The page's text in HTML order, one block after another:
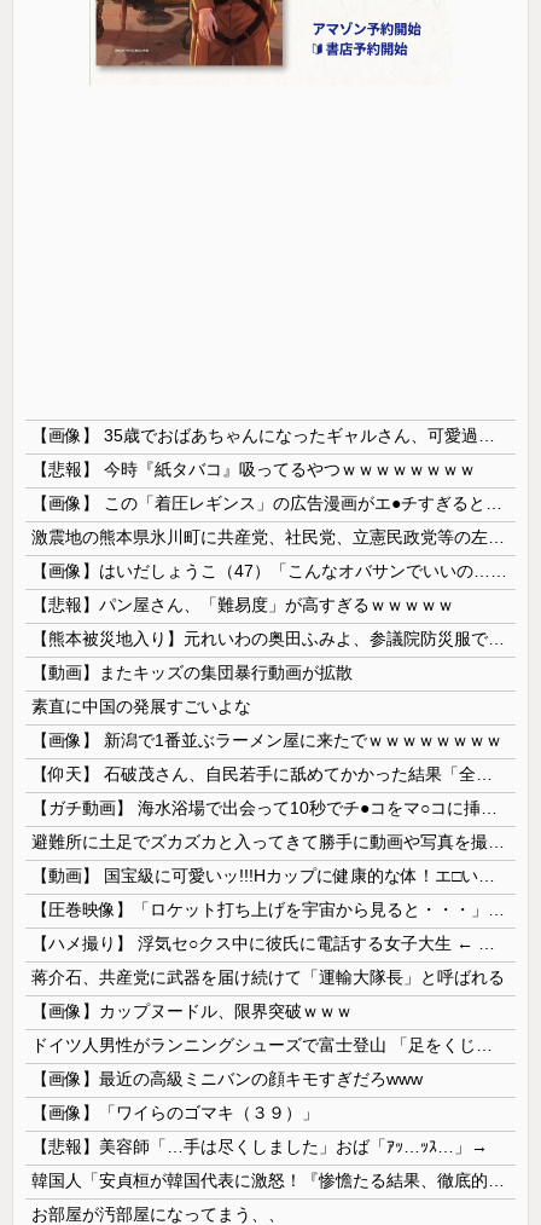
【悲報】 今時『紙タバコ』吸ってるやつｗｗｗｗｗｗｗｗ
【悲報】パン屋さん、「難易度」が高すぎるｗｗｗｗｗ
【動画】またキッズの集団暴行動画が拡散
素直に中国の発展すごいよな
【画像】 新潟で1番並ぶラーメン屋に来たでｗｗｗｗｗｗｗｗ
蒋介石、共産党に武器を届け続けて「運輸大隊長」と呼ばれる
【画像】カップヌードル、限界突破ｗｗｗ
【画像】最近の高級ミニバンの顔キモすぎだろwww
【画像】「ワイらのゴマキ（３９）」
【悲報】美容師「…手は尽くしました」おば「ｱｯ…ｯｽ…」→
お部屋が汚部屋になってまう、、